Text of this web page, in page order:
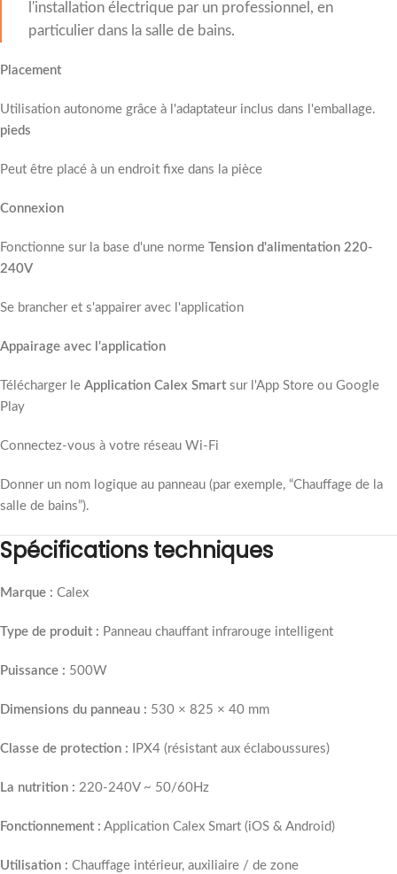
l'installation électrique par un professionnel, en
particulier dans la salle de bains.
Placement
Utilisation autonome grâce à l'adaptateur inclus dans l'emballage.
pieds
Peut être placé à un endroit fixe dans la pièce
Connexion
Fonctionne sur la base d'une norme Tension d'alimentation 220-
240V
Se brancher et s'appairer avec l'application
Appairage avec l'application
Télécharger le Application Calex Smartsur l'App Store ou Google
Play
Connectez-vous à votre réseau Wi-Fi
Donner un nom logique au panneau (par exemple, “Chauffage de la
salle de bains”).
Spécifications techniques
Marque : Calex
Type de produit : Panneau chauffant infrarouge intelligent
Puissance : 500W
Dimensions du panneau : 530 × 825 × 40 mm
Classe de protection : IPX4 (résistant aux éclaboussures)
La nutrition : 220-240V ~ 50/60Hz
Fonctionnement : Application Calex Smart (iOS & Android)
Utilisation : Chauffage intérieur, auxiliaire / de zone